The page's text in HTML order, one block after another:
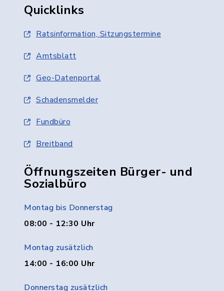
Quicklinks
Ratsinformation, Sitzungstermine
Amtsblatt
Geo-Datenportal
Schadensmelder
Fundbüro
Breitband
Öffnungszeiten Bürger- und
Sozialbüro
Montag bis Donnerstag
08:00 - 12:30 Uhr
Montag zusätzlich
14:00 - 16:00 Uhr
Donnerstag zusätzlich